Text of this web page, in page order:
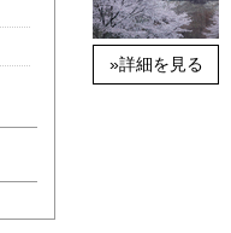
»詳細を見る